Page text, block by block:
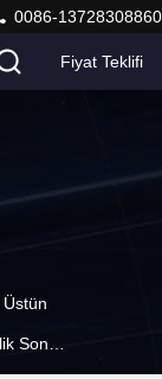
0086-13728308860
Fiyat Teklifi
Son